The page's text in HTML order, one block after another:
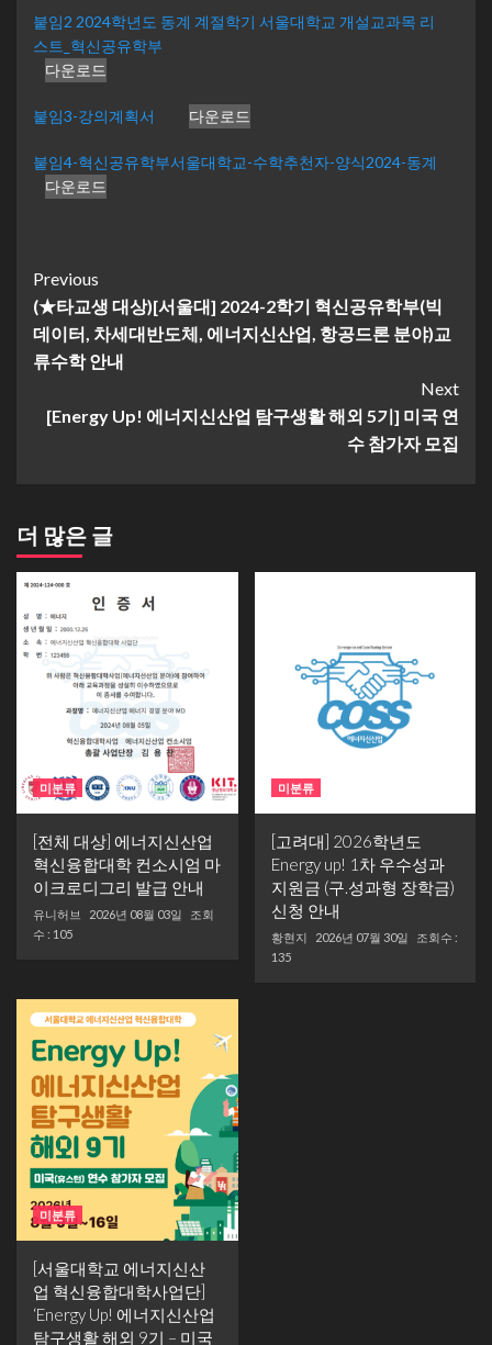
붙임2 2024학년도 동계 계절학기 서울대학교 개설교과목 리
스트_혁신공유학부
다운로드
붙임3-강의계획서 다운로드
붙임4-혁신공유학부서울대학교-수학추천자-양식2024-동계
다운로드
Continue
Reading
Previous
(★타교생 대상)[서울대] 2024-2학기 혁신공유학부(빅
데이터, 차세대반도체, 에너지신산업, 항공드론 분야)교
류수학 안내
Next
[Energy Up! 에너지신산업 탐구생활 해외 5기] 미국 연
수 참가자 모집
더 많은 글
미분류
[전체 대상] 에너지신산업
혁신융합대학 컨소시엄 마
이크로디그리 발급 안내
유니허브 2026년 08월 03일
조회
수 : 105
미분류
[고려대] 2026학년도
Energy up! 1차 우수성과
지원금 (구.성과형 장학금)
신청 안내
황현지 2026년 07월 30일
조회수 :
135
미분류
[서울대학교 에너지신산
업 혁신융합대학사업단]
‘Energy Up! 에너지신산업
탐구생활 해외 9기 – 미국